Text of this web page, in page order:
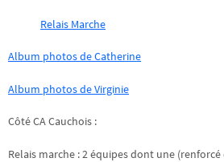
Relais Marche
Album photos de Catherine
Album photos de Virginie
Côté CA Cauchois :
Relais marche : 2 équipes dont une